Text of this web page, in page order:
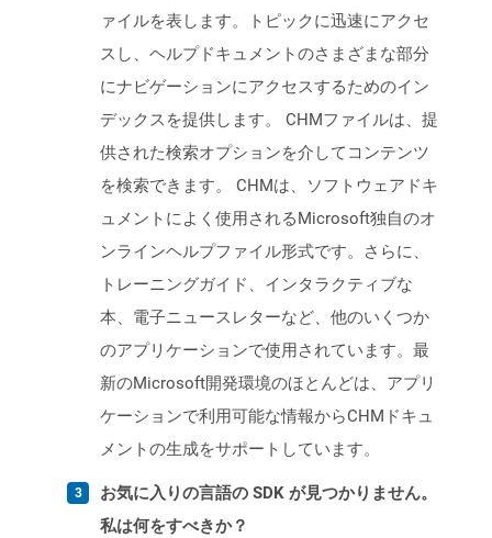
ァイルを表します。トピックに迅速にアクセ
スし、ヘルプドキュメントのさまざまな部分
にナビゲーションにアクセスするためのイン
デックスを提供します。 CHMファイルは、提
供された検索オプションを介してコンテンツ
を検索できます。 CHMは、ソフトウェアドキ
ュメントによく使用されるMicrosoft独自のオ
ンラインヘルプファイル形式です。さらに、
トレーニングガイド、インタラクティブな
本、電子ニュースレターなど、他のいくつか
のアプリケーションで使用されています。最
新のMicrosoft開発環境のほとんどは、アプリ
ケーションで利用可能な情報からCHMドキュ
メントの生成をサポートしています。
お気に入りの言語の SDK が見つかりません。
私は何をすべきか？